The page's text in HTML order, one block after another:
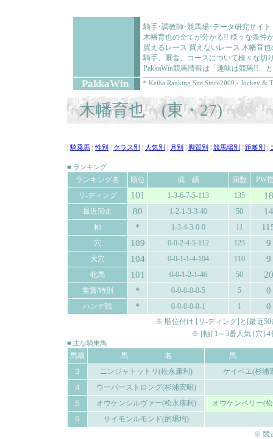
騎手･調教師･競馬場･データ研究サイ
木幡育也の全てが分かる!! 様々な条件
買えるレース 買えないレース 木幡育
騎手、厩舎、コースについて様々な切
PakkaWin競馬情報は「趣味は競馬!!」
PakkaWin * Keiba Ranking Site Since2000 - Jockey &
木幡育也 (東・27)
騎乗馬 |性別 クラス別 人気別 月別 脚質別 競馬場別 距離別
■ ランキング
ランキング名 順位 成 績 回数
PW
リ-ディング
101 1-3-6-7-5-113 135 18
最近50走 80 1-2-1-3-3-40 50 14
軸 * 1-3-4-3-0-0 11
穴 109 0-0-2-4-5-112 123 9
大穴 104 0-0-1-1-4-104 110 9
牝馬 101 0-0-1-2-1-46 50 20
重賞/特別 * 0-0-0-0-0-5 5 0
ハンデ戦 * 0-0-0-0-0-1 1 0
※ 順位付け [リ-ディング]と[最近
※ [軸] 1～3番人気 [穴] 4
■ 主な騎乗馬
馬歳 馬 名
馬
３
ニンジャトットリ(松永康利)
ケイベエ(杉浦
４
ウーバーストロング(杉浦宏昭)
５
オウケンシルヴァー(松永康利)
オウケンベリー(
９
サイモンルモンド(的場均)
※ 競